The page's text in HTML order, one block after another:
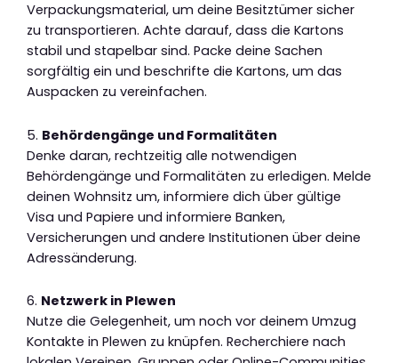
Verpackungsmaterial, um deine Besitztümer sicher
zu transportieren. Achte darauf, dass die Kartons
stabil und stapelbar sind. Packe deine Sachen
sorgfältig ein und beschrifte die Kartons, um das
Auspacken zu vereinfachen.
5. Behördengänge und Formalitäten
Denke daran, rechtzeitig alle notwendigen
Behördengänge und Formalitäten zu erledigen. Melde
deinen Wohnsitz um, informiere dich über gültige
Visa und Papiere und informiere Banken,
Versicherungen und andere Institutionen über deine
Adressänderung.
6. Netzwerk in Plewen
Nutze die Gelegenheit, um noch vor deinem Umzug
Kontakte in Plewen zu knüpfen. Recherchiere nach